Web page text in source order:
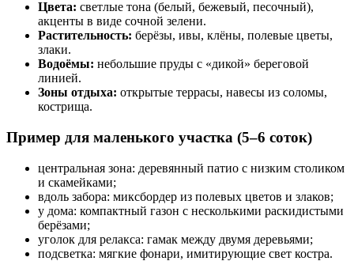
Цвета: светлые тона (белый, бежевый, песочный),
акценты в виде сочной зелени.
Растительность: берёзы, ивы, клёны, полевые цветы,
злаки.
Водоёмы: небольшие пруды с «дикой» береговой
линией.
Зоны отдыха: открытые террасы, навесы из соломы,
кострища.
Пример для маленького участка (5–6 соток)
центральная зона: деревянный патио с низким столиком
и скамейками;
вдоль забора: миксбордер из полевых цветов и злаков;
у дома: компактный газон с несколькими раскидистыми
берёзами;
уголок для релакса: гамак между двумя деревьями;
подсветка: мягкие фонари, имитирующие свет костра.